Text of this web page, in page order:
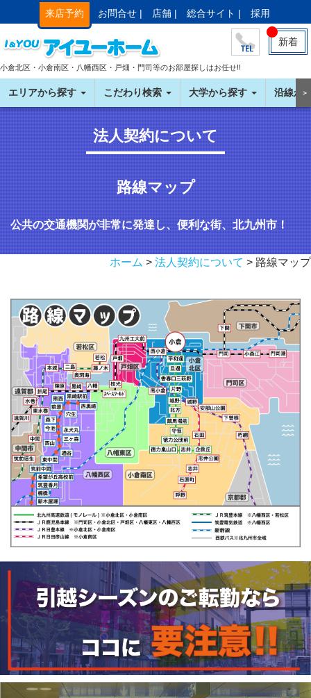
来店予約 お問合せ | 店舗 | 総合サイト | 採用
新着
小倉北区・小倉南区・八幡西区・戸畑・門司等のお部屋探しはお任せ!!
エリアから探す こだわり検索 大学から探す 沿線か＞
法人契約について
路線マップ
公共の交通機関が非常に発達し、便利な街、北九州市！
ホーム > 法人契約について > 路線マップ